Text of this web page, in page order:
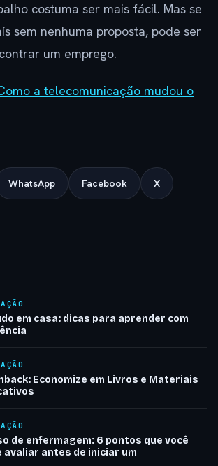
costuma ser mais fácil. Mas se
sem nenhuma proposta, pode ser
um emprego.
a telecomunicação mudou o
WhatsApp Facebook X
em casa: dicas para aprender com
Economize em Livros e Materiais
de enfermagem: 6 pontos que você
avaliar antes de iniciar um